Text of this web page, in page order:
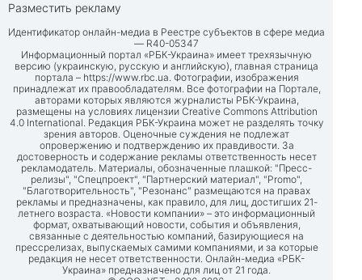
Разместить рекламу
Идентификатор онлайн-медиа в Реестре субъектов в сфере медиа
— R40-05347
Информационный портал «РБК-Украина» имеет трехязычную
версию (украинскую, русскую и английскую), главная страница
портала – https://www.rbc.ua. Фотографии, изображения
принадлежат их правообладателям. Все фотографии на Портале,
авторами которых являются журналисты РБК-Украина,
размещены на условиях лицензии Creative Commons Attribution
4.0 International. Редакция РБК-Украина может не разделять точку
зрения авторов. Оценочные суждения не подлежат
опровержению и подтверждению их правдивости. За
достоверность и содержание рекламы ответственность несет
рекламодатель. Материалы, обозначенные плашкой: "Пресс-
релизы", "Спецпроект", "Партнерский материал", "Promo",
"Благотворительность", "Резонанс" размещаются на правах
рекламы и предназначены, как правило, для лиц, достигших 21-
летнего возраста. «Новости компании» – это информационный
формат, охватывающий новости, события и объявления,
связанные с деятельностью компаний, базирующиеся на
прессрелизах, выпускаемых самими компаниями, и за которые
редакция не несет ответственности. Онлайн-медиа «РБК-
Украина» предназначено для лиц от 21 года.